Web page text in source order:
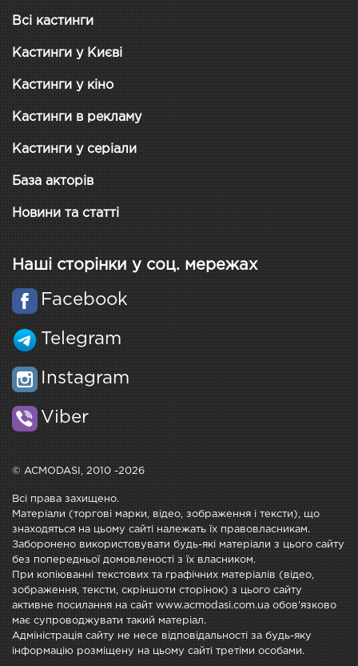
Всі кастинги
Кастинги у Києві
Кастинги у кіно
Кастинги в рекламу
Кастинги у серіали
База акторів
Новини та статті
Наші сторінки у соц. мережах
Facebook
Telegram
Instagram
Viber
© ACMODASI, 2010 -2026
Всі права захищено.
Матеріали (торгові марки, відео, зображення і тексти), що
знаходяться на цьому сайті належать їх правовласникам.
Заборонено використовувати будь-які матеріали з цього сайту
без попередньої домовленості з їх власником.
При копіюванні текстових та графічних матеріалів (відео,
зображення, тексти, скріншоти сторінок) з цього сайту
активне посилання на сайт www.acmodasi.com.ua обов'язково
має супроводжувати такий матеріал.
Адміністрація сайту не несе відповідальності за будь-яку
інформацію розміщену на цьому сайті третіми особами.